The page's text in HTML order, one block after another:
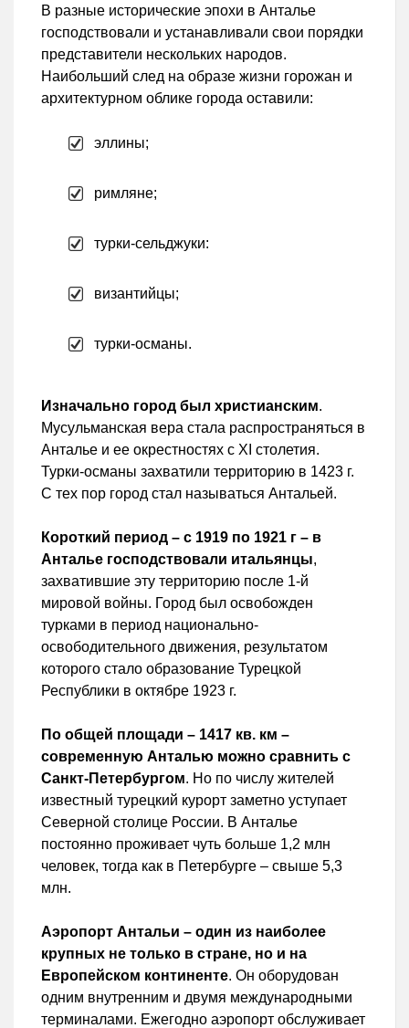
В разные исторические эпохи в Анталье
господствовали и устанавливали свои порядки
представители нескольких народов.
Наибольший след на образе жизни горожан и
архитектурном облике города оставили:
эллины;
римляне;
турки-сельджуки:
византийцы;
турки-османы.
Изначально город был христианским.
Мусульманская вера стала распространяться в
Анталье и ее окрестностях с XI столетия.
Турки-османы захватили территорию в 1423 г.
С тех пор город стал называться Антальей.
Короткий период – с 1919 по 1921 г – в
Анталье господствовали итальянцы,
захватившие эту территорию после 1-й
мировой войны. Город был освобожден
турками в период национально-
освободительного движения, результатом
которого стало образование Турецкой
Республики в октябре 1923 г.
По общей площади – 1417 кв. км –
современную Анталью можно сравнить с
Санкт-Петербургом. Но по числу жителей
известный турецкий курорт заметно уступает
Северной столице России. В Анталье
постоянно проживает чуть больше 1,2 млн
человек, тогда как в Петербурге – свыше 5,3
млн.
Аэропорт Антальи – один из наиболее
крупных не только в стране, но и на
Европейском континенте. Он оборудован
одним внутренним и двумя международными
терминалами. Ежегодно аэропорт обслуживает